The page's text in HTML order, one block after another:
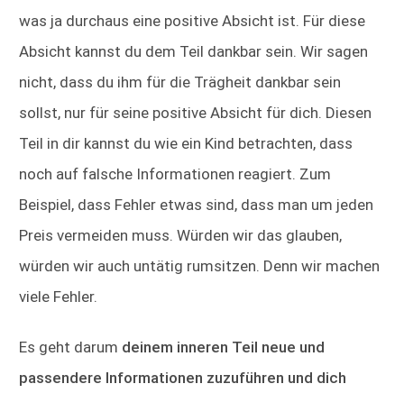
was ja durchaus eine positive Absicht ist. Für diese
Absicht kannst du dem Teil dankbar sein. Wir sagen
nicht, dass du ihm für die Trägheit dankbar sein
sollst, nur für seine positive Absicht für dich. Diesen
Teil in dir kannst du wie ein Kind betrachten, dass
noch auf falsche Informationen reagiert. Zum
Beispiel, dass Fehler etwas sind, dass man um jeden
Preis vermeiden muss. Würden wir das glauben,
würden wir auch untätig rumsitzen. Denn wir machen
viele Fehler.
Es geht darum deinem inneren Teil neue und
passendere Informationen zuzuführen und dich